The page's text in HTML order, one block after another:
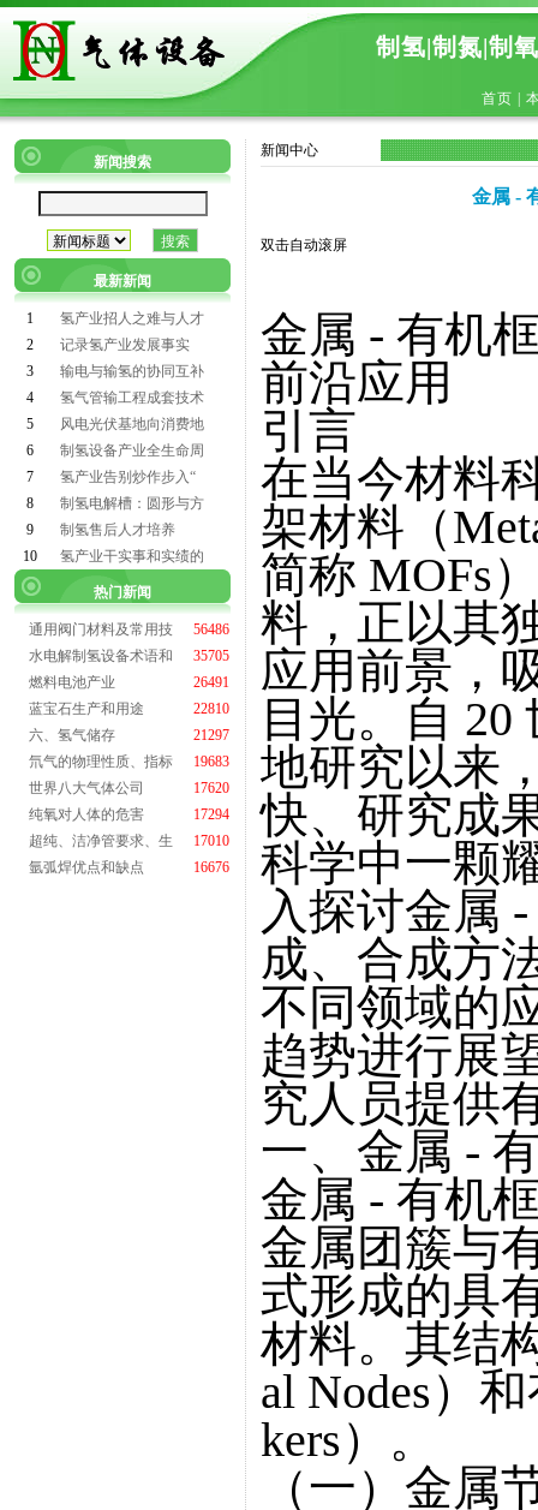
制氢|制氮|制
首页
新闻搜索
最新新闻
1
氢产业招人之难与人才
2
记录氢产业发展事实
3
输电与输氢的协同互补
4
氢气管输工程成套技术
5
风电光伏基地向消费地
6
制氢设备产业全生命周
7
氢产业告别炒作步入“
8
制氢电解槽：圆形与方
9
制氢售后人才培养
10
氢产业干实事和实绩的
热门新闻
通用阀门材料及常用技
56486
水电解制氢设备术语和
35705
燃料电池产业
26491
蓝宝石生产和用途
22810
六、氢气储存
21297
氘气的物理性质、指标
19683
世界八大气体公司
17620
纯氧对人体的危害
17294
超纯、洁净管要求、生
17010
氩弧焊优点和缺点
16676
新闻中心
金属 -
双击自动滚屏
金属 - 有机
前沿应用
引言
在当今材料
架材料（
简称 MOFs
料，正以其
应用前景，
目光。自 20
地研究以来
快、研究成
科学中一颗
入探讨金属
成、合成方
不同领域的
趋势进行展
究人员提供
一、金属 -
金属 - 有机
金属团簇与
式形成的具
材料。其结
al Nodes）
kers）。
（一）金属